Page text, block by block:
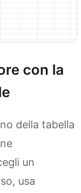
con la
della tabella
un
usa